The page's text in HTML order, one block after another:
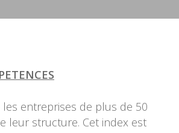
entreprises de plus de 50
leur structure. Cet index est